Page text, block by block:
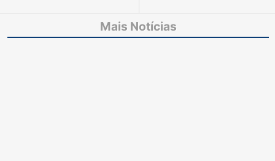
Quixeramobim chega à
segunda edição com 2
Sistema de Controle de
Contas para interinos
Mais Notícias